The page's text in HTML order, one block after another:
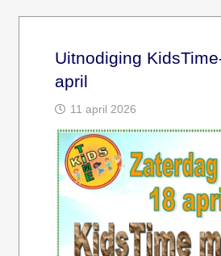
Uitnodiging
april
11 april 2026